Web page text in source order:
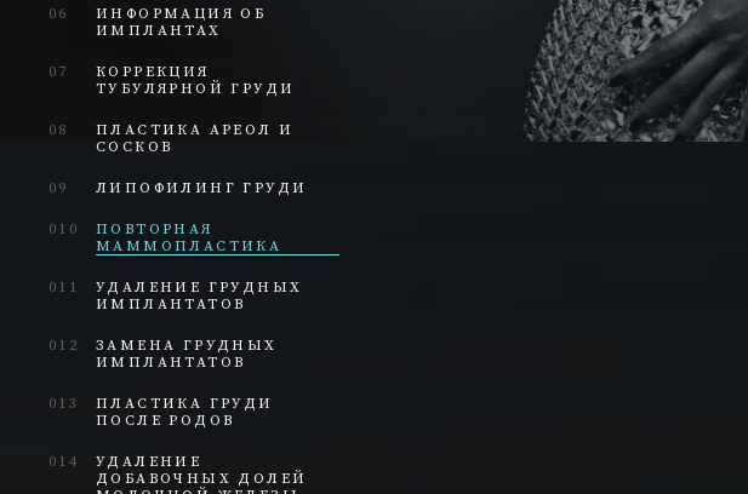
06
ИНФОРМАЦИЯ ОБ
ИМПЛАНТАХ
07
КОРРЕКЦИЯ
ТУБУЛЯРНОЙ ГРУДИ
08
ПЛАСТИКА АРЕОЛ И
СОСКОВ
09 ЛИПОФИЛИНГ ГРУДИ
010
ПОВТОРНАЯ
МАММОПЛАСТИКА
011
УДАЛЕНИЕ ГРУДНЫХ
ИМПЛАНТАТОВ
012
ЗАМЕНА ГРУДНЫХ
ИМПЛАНТАТОВ
013
ПЛАСТИКА ГРУДИ
ПОСЛЕ РОДОВ
014
УДАЛЕНИЕ
ДОБАВОЧНЫХ ДОЛЕЙ